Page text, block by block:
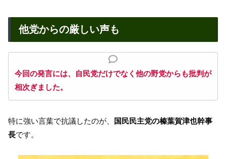
他党からの厳しい声も
今回の発言には、自民党だけでなく他の野党からも批判が
相次ぎました。
特に強い言葉で抗議したのが、
国民民主党の榛葉賀津也幹事
長です。